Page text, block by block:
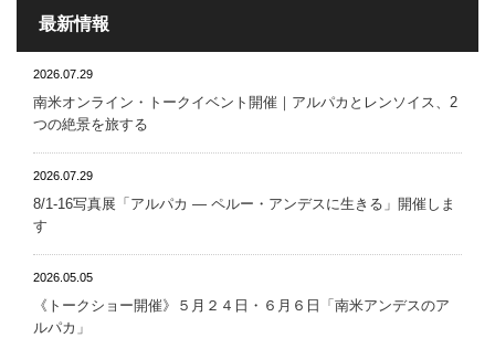
最新情報
2026.07.29
南米オンライン・トークイベント開催｜アルパカとレンソイス、2
つの絶景を旅する
2026.07.29
8/1-16写真展「アルパカ ― ペルー・アンデスに生きる」開催しま
す
2026.05.05
《トークショー開催》５月２４日・６月６日「南米アンデスのア
ルパカ」